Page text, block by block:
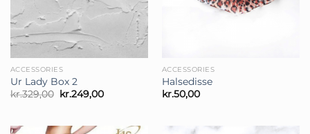
ACCESSORIES
Ur Lady Box 2
kr.329,00 Den
oprindelige
kr.329,00.
kr.249,00Den
kr.249,00.
ACCESSORIES
Halsedisse
kr.50,00